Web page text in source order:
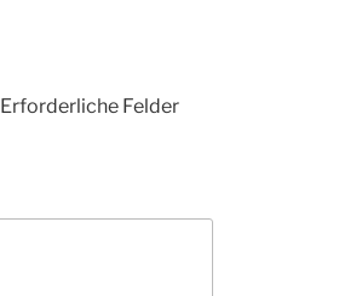
Erforderliche Felder